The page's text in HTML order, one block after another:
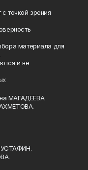
точкой зрения
материала для
и не
МАГАДЕЕВА.